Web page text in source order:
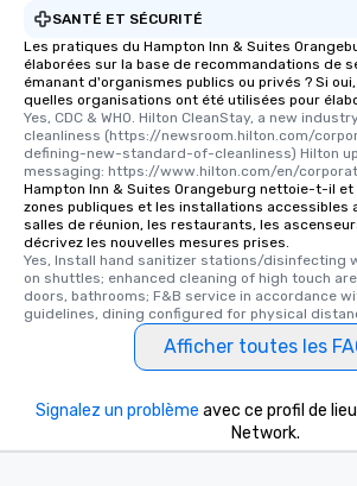
SANTÉ ET SÉCURITÉ
Les pratiques du Hampton Inn & Suites
élaborées sur la base de recommandations de
émanant d'organismes publics ou privés ? Si
quelles organisations ont été utilisées pour
Yes, CDC & WHO. Hilton CleanStay, a new
cleanliness (https://newsroom.hilton.com/
defining-new-standard-of-cleanliness) Hilton
messaging: https://www.hilton.com/en/
Hampton Inn & Suites Orangeburg nettoie-t-il
zones publiques et les installations accessibles
salles de réunion, les restaurants, les
décrivez les nouvelles mesures prises.
Yes, Install hand sanitizer stations/disinfecting
on shuttles; enhanced cleaning of high touch
doors, bathrooms; F&B service in accordance
guidelines, dining configured for physical
Afficher toutes les
Signalez un problème avec ce profil de
Network.